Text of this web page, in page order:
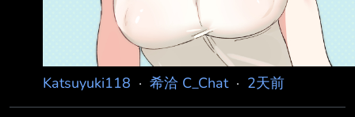
Katsuyuki118 · 希洽 C_Chat· 2天前